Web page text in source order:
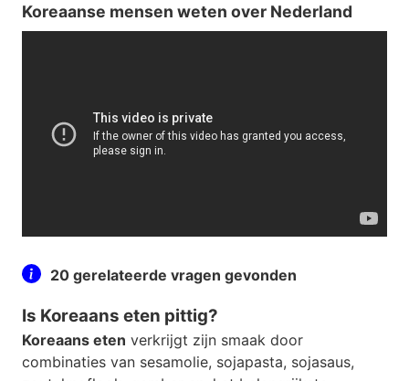
Koreaanse mensen weten over Nederland
20 gerelateerde vragen gevonden
Is Koreaans eten pittig?
Koreaans eten verkrijgt zijn smaak door
combinaties van sesamolie, sojapasta, sojasaus,